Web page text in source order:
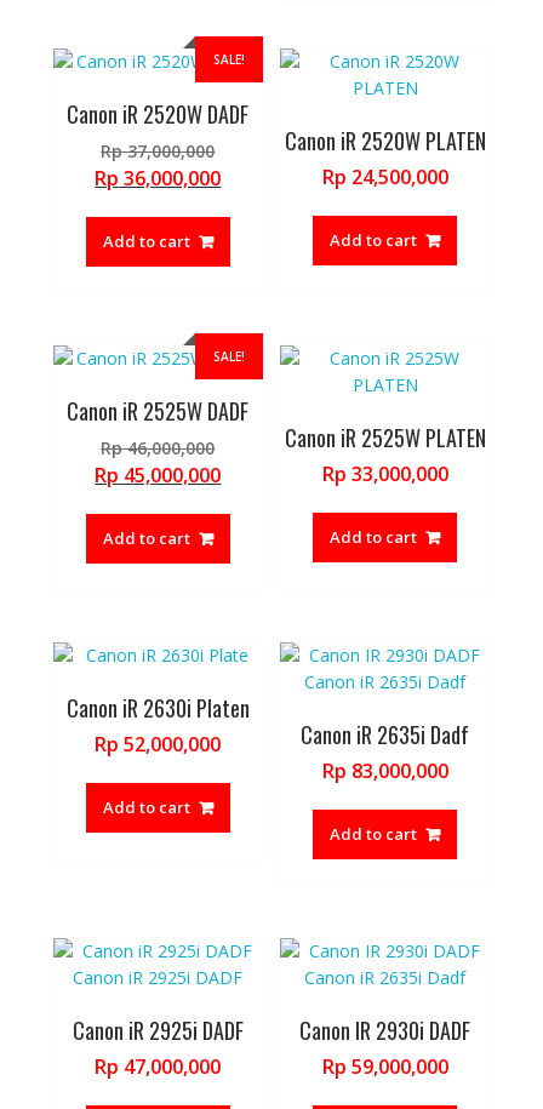
SALE!
Canon iR 2520W DADF
Rp37,000,000Original
price
Rp 37,000,000.
Rp 36,000,000Current
Add to cart
Canon iR 2520W PLATEN
Rp 24,500,000
Add to cart
SALE!
Canon iR 2525W DADF
Rp46,000,000Original
price
Rp 46,000,000.
Rp 45,000,000Current
Add to cart
Canon iR 2525W PLATEN
Rp 33,000,000
Add to cart
Canon iR 2630i Platen
Rp 52,000,000
Add to cart
Canon iR 2635i Dadf
Rp 83,000,000
Add to cart
Canon iR 2925i DADF
Rp 47,000,000
Canon IR 2930i DADF
Rp 59,000,000